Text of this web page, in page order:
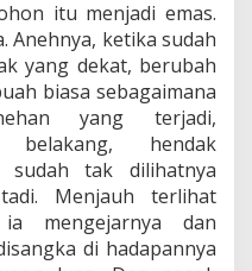
itu menjadi emas.
Anehnya, ketika sudah
yang dekat, berubah
biasa sebagaimana
yang terjadi,
hendak
sudah tak dilihatnya
Menjauh terlihat
mengejarnya dan
di hadapannya